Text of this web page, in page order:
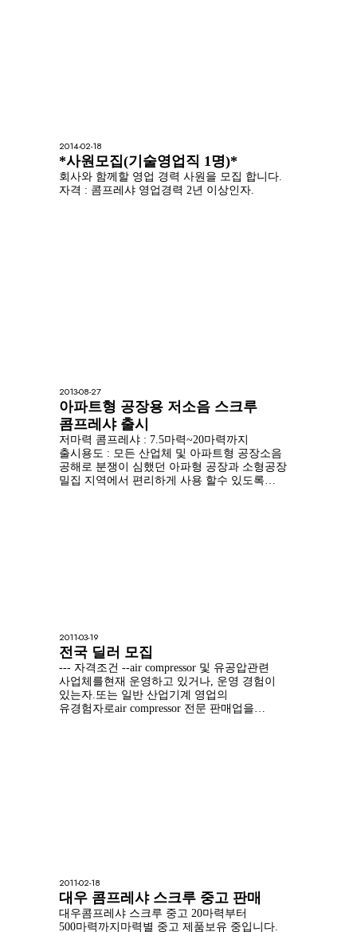
2014-02-18
*사원모집(기술영업직 1명)*
회사와 함께할 영업 경력 사원을 모집 합니다.
자격 : 콤프레샤 영업경력 2년 이상인자.
2013-08-27
아파트형 공장용 저소음 스크루
콤프레샤 출시
저마력 콤프레샤 : 7.5마력~20마력까지
출시용도 : 모든 산업체 및 아파트형 공장소음
공해로 분쟁이 심했던 아파형 공장과 소형공장
밀집 지역에서 편리하게 사용 할수 있도록
2011-03-19
전국 딜러 모집
--- 자격조건 --air compressor 및 유공압관련
사업체를현재 운영하고 있거나, 운영 경험이
있는자.또는 일반 산업기계 영업의
유경험자로air compressor 전문 판매업을
2011-02-18
대우 콤프레샤 스크루 중고 판매
대우콤프레샤 스크루 중고 20마력부터
500마력까지마력별 중고 제품보유 중입니다.